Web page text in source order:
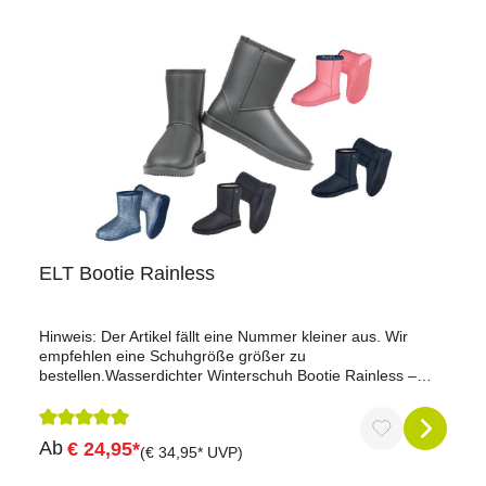
ELT Bootie Rainless
Hinweis: Der Artikel fällt eine Nummer kleiner aus. Wir
empfehlen eine Schuhgröße größer zu
bestellen.Wasserdichter Winterschuh Bootie Rainless –
bietet perfekten Schutz und Komfort bei kaltem und
nassem Wetter. Wasserdichtes Obermaterial und ein
wärmendes Innenfutter sorgen für trockene und warme
Durchschnittliche Bewertung von 5 von 5 Sternen
Ab € 24,95*(€ 34,95* UVP)